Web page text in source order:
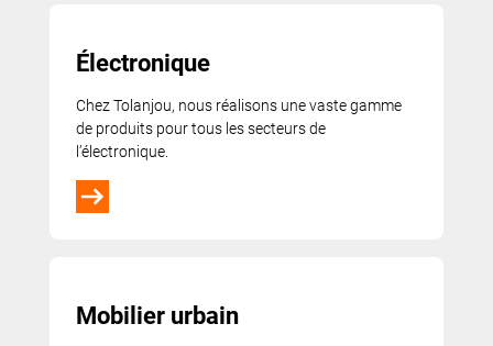
Électronique
Chez Tolanjou, nous réalisons une vaste gamme
de produits pour tous les secteurs de
l’électronique.
Mobilier urbain